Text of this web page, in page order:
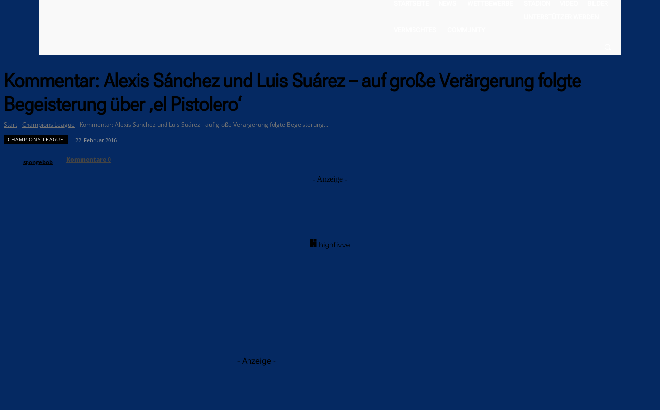
Kommentar: Alexis Sánchez und Luis Suárez – auf große Verärgerung folgte
Begeisterung über ‚el Pistolero‘
Start Champions League Kommentar: Alexis Sánchez und Luis Suárez - auf große Verärgerung folgte Begeisterung...
CHAMPIONS LEAGUE 22. Februar 2016
spongebob Kommentare0
- Anzeige -
- Anzeige -